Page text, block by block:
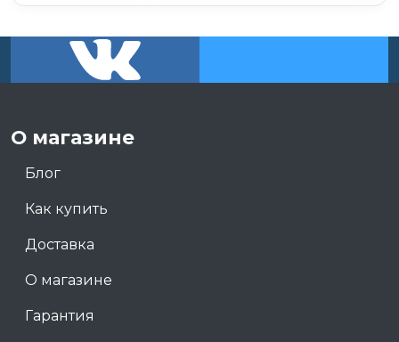
О магазине
Блог
Как купить
Доставка
О магазине
Гарантия